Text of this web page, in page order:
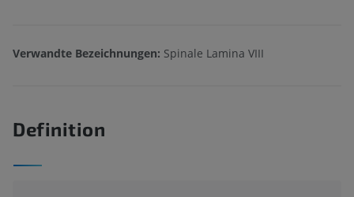
Verwandte Bezeichnungen: Spinale Lamina VIII
Definition